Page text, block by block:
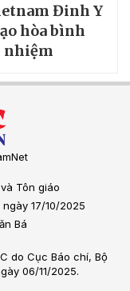
Đinh Y
hòa bình
nhiệm
Tôn giáo
17/10/2025
Bá
do Cục Báo chí, Bộ
06/11/2025.